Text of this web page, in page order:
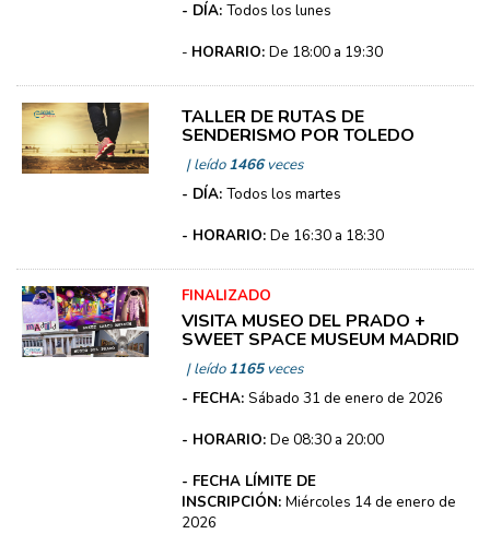
- DÍA: Todos los lunes
- HORARIO: De 18:00 a 19:30
TALLER DE RUTAS DE
SENDERISMO POR TOLEDO
| leído1466veces
- DÍA: Todos los martes
- HORARIO: De 16:30 a 18:30
FINALIZADO
VISITA MUSEO DEL PRADO +
SWEET SPACE MUSEUM MADRID
| leído1165veces
- FECHA: Sábado 31 de enero de 2026
- HORARIO: De 08:30 a 20:00
- FECHA LÍMITE DE
INSCRIPCIÓN: Miércoles 14 de enero de
2026